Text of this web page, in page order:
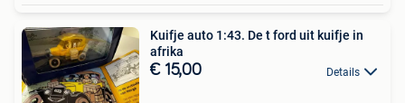
Kuifje auto 1:43. De t ford uit kuifje in
afrika
€ 15,00 Details